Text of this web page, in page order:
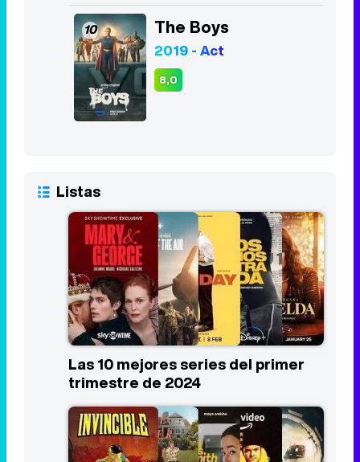
10 The Boys
2019 - Act
8,0
Listas
Las 10 mejores series del primer
trimestre de 2024